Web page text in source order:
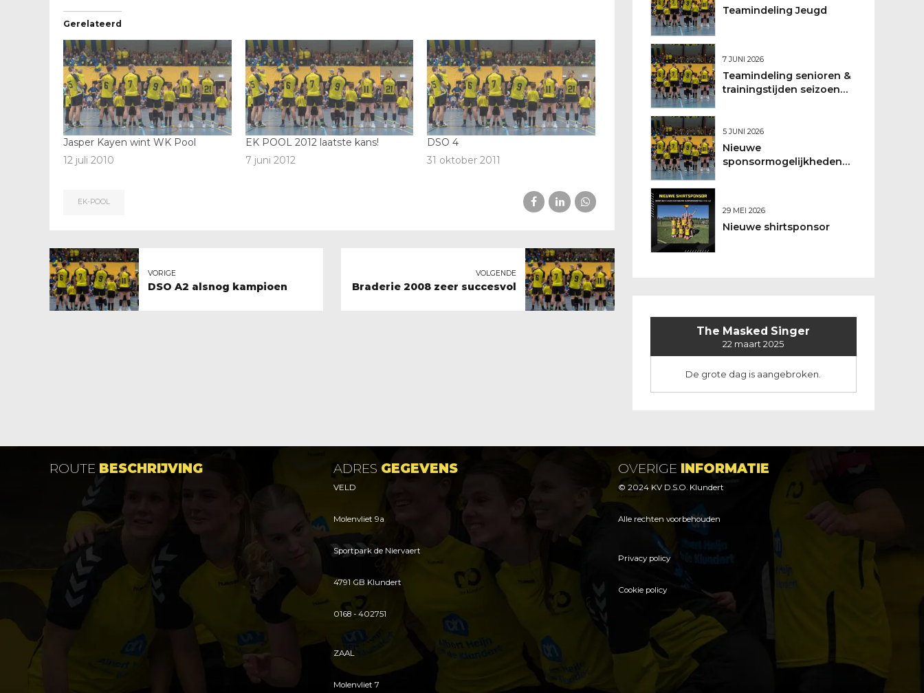
Gerelateerd
Jasper Kayen wint WK Pool
12 juli 2010
EK POOL 2012 laatste kans!
7 juni 2012
DSO 4
31 oktober 2011
EK-POOL
VORIGE
DSO A2 alsnog kampioen
VOLGENDE
Braderie 2008 zeer succesvol
Teamindeling Jeugd
7 JUNI 2026
Teamindeling senioren &
trainingstijden seizoen
5 JUNI 2026
Nieuwe
sponsormogelijkheden
29 MEI 2026
Nieuwe shirtsponsor
The Masked Singer
22 maart 2025
De grote dag is aangebroken.
ROUTE BESCHRIJVING ADRES GEGEVENS
VELD
Molenvliet 9a
Sportpark de Niervaert
4791 GB Klundert
0168 - 402751
ZAAL
Molenvliet 7
OVERIGE INFORMATIE
© 2024 KV D.S.O. Klundert
Alle rechten voorbehouden
Privacy policy
Cookie policy